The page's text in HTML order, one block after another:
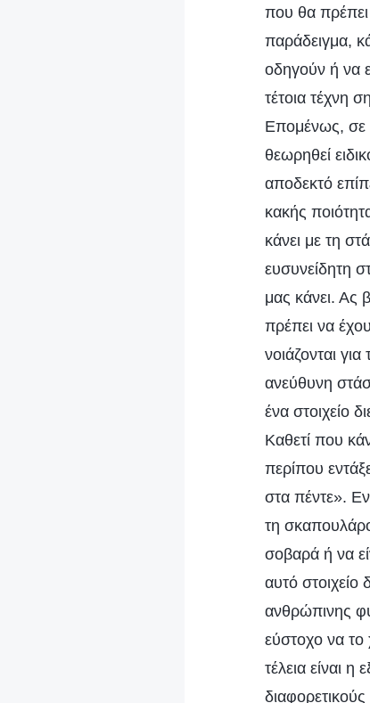
που θα πρέπει
παράδειγμα,
οδηγούν ή να
τέτοια τέχνη
Επομένως, σε
θεωρηθεί
αποδεκτό
κακής
κάνει με τη
ευσυνείδητη
μας κάνει. Ας
πρέπει να
νοιάζονται
ανεύθυνη
ένα στοιχείο
Καθετί που
περίπου
στα πέντε».
τη
σοβαρά ή να
αυτό στοιχείο
ανθρώπινης
εύστοχο να το
τέλεια είναι